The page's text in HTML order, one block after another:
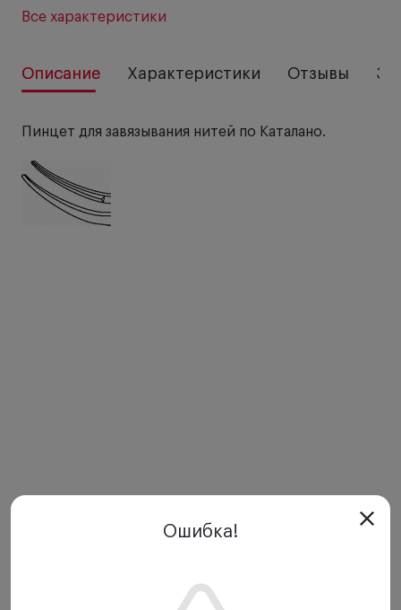
Все характеристики
Описание Характеристики Отзывы
Пинцет для завязывания нитей по Каталано.
Ошибка!